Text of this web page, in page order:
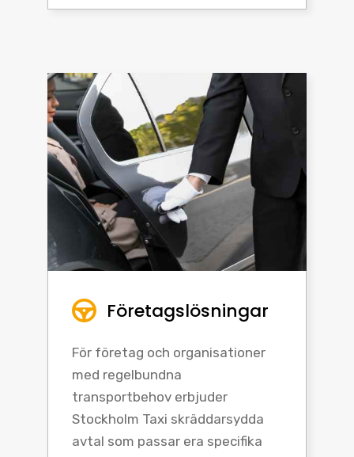
Företagslösningar
För företag och organisationer
med regelbundna
transportbehov erbjuder
Stockholm Taxi skräddarsydda
avtal som passar era specifika